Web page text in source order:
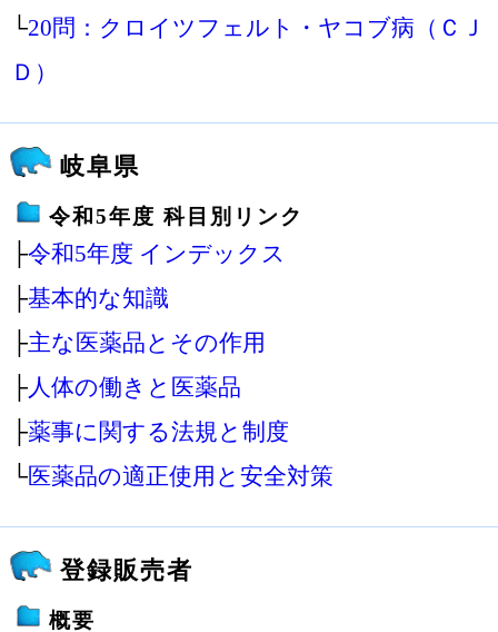
└20問：クロイツフェルト・ヤコブ病（ＣＪ
Ｄ）
岐阜県
令和5年度 科目別リンク
├令和5年度 インデックス
├基本的な知識
├主な医薬品とその作用
├人体の働きと医薬品
├薬事に関する法規と制度
└医薬品の適正使用と安全対策
登録販売者
概要